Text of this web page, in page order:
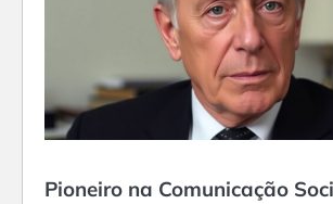
Pioneiro na Comunicação